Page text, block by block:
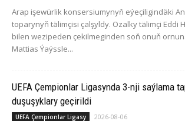
Arap işewürlik konsersiumynyň eýeçiligindäki
toparynyň tälimçisi çalşyldy. Ozalky tälimçi Eddi
bilen wezipeden çekilmeginden soň onuň
Mattias Ýaýssle...
UEFA Çempionlar Ligasynda 3-nji saýlama
duşuşyklary geçirildi
UEFA Çempionlar Ligasy 2026-08-06